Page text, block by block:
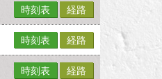
時刻表 経路
時刻表 経路
時刻表 経路